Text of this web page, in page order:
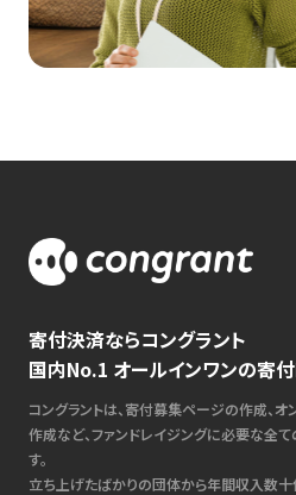
寄付決済ならコングラント
国内No.1 オールインワンの寄
コングラントは、寄付募集ページの作成、
作成など、ファンドレイジングに必要な全
す。
立ち上げたばかりの団体から年間収入数